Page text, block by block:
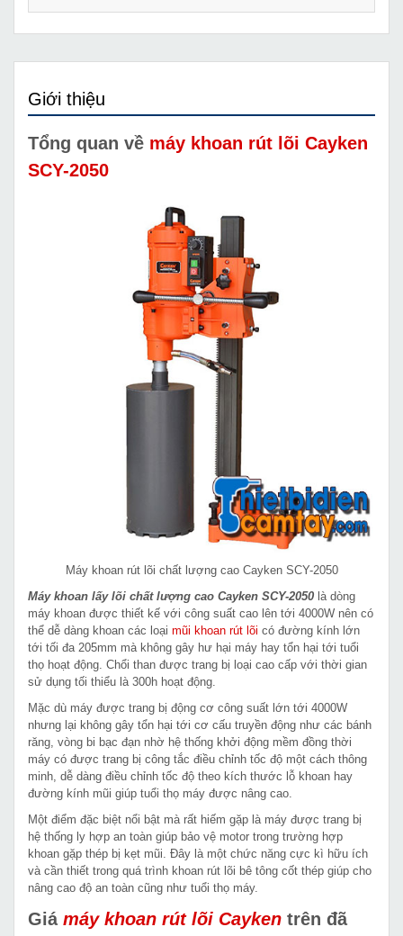
Giới thiệu
Tổng quan về máy khoan rút lõi Cayken
SCY-2050
Máy khoan rút lõi chất lượng cao Cayken SCY-2050
Máy khoan lấy lõi chất lượng cao Cayken SCY-2050 là dòng
máy khoan được thiết kế với công suất cao lên tới 4000W nên có
thể dễ dàng khoan các loại mũi khoan rút lõi có đường kính lớn
tới tối đa 205mm mà không gây hư hại máy hay tổn hại tới tuổi
thọ hoạt động. Chổi than được trang bị loại cao cấp với thời gian
sử dụng tối thiểu là 300h hoạt động.
Mặc dù máy được trang bị động cơ công suất lớn tới 4000W
nhưng lại không gây tổn hại tới cơ cấu truyền động như các bánh
răng, vòng bi bạc đạn nhờ hệ thống khởi động mềm đồng thời
máy có được trang bị công tắc điều chỉnh tốc độ một cách thông
minh, dễ dàng điều chỉnh tốc độ theo kích thước lỗ khoan hay
đường kính mũi giúp tuổi thọ máy được nâng cao.
Một điểm đặc biệt nổi bật mà rất hiếm gặp là máy được trang bị
hệ thống ly hợp an toàn giúp bảo vệ motor trong trường hợp
khoan gặp thép bị kẹt mũi. Đây là một chức năng cực kì hữu ích
và cần thiết trong quá trình khoan rút lõi bê tông cốt thép giúp cho
nâng cao độ an toàn cũng như tuổi thọ máy.
Giá máy khoan rút lõi Cayken trên đã